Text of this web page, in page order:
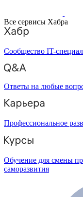
Все сервисы Хабра
Сообщество IT-
Ответы на любые
Профессиональное
Обучение для смены
саморазвития